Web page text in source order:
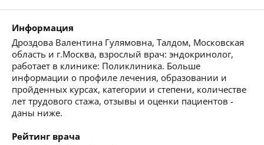
Информация
Дроздова Валентина Гулямовна, Талдом, Московская
область и г.Москва, взрослый врач: эндокринолог,
работает в клинике: Поликлиника. Больше
информации о профиле лечения, образовании и
пройденных курсах, категории и степени, количестве
лет трудового стажа, отзывы и оценки пациентов -
даны ниже.
Рейтинг врача